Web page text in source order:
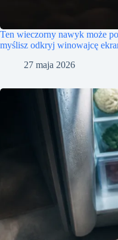
Ten wieczorny nawyk może
myślisz odkryj winowajcę
27 maja 2026